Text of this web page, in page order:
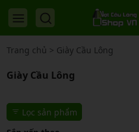
Trang chủ > Giày Cầu Lông
Giày Cầu Lông
Lọc sản phẩm